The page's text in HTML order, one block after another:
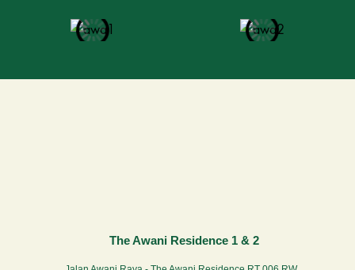
The Awani Residence 1 & 2